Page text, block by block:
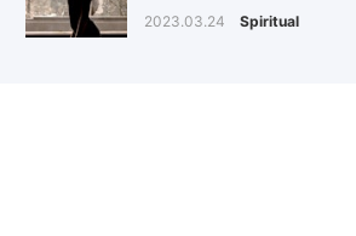
2023.03.24 Spiritual